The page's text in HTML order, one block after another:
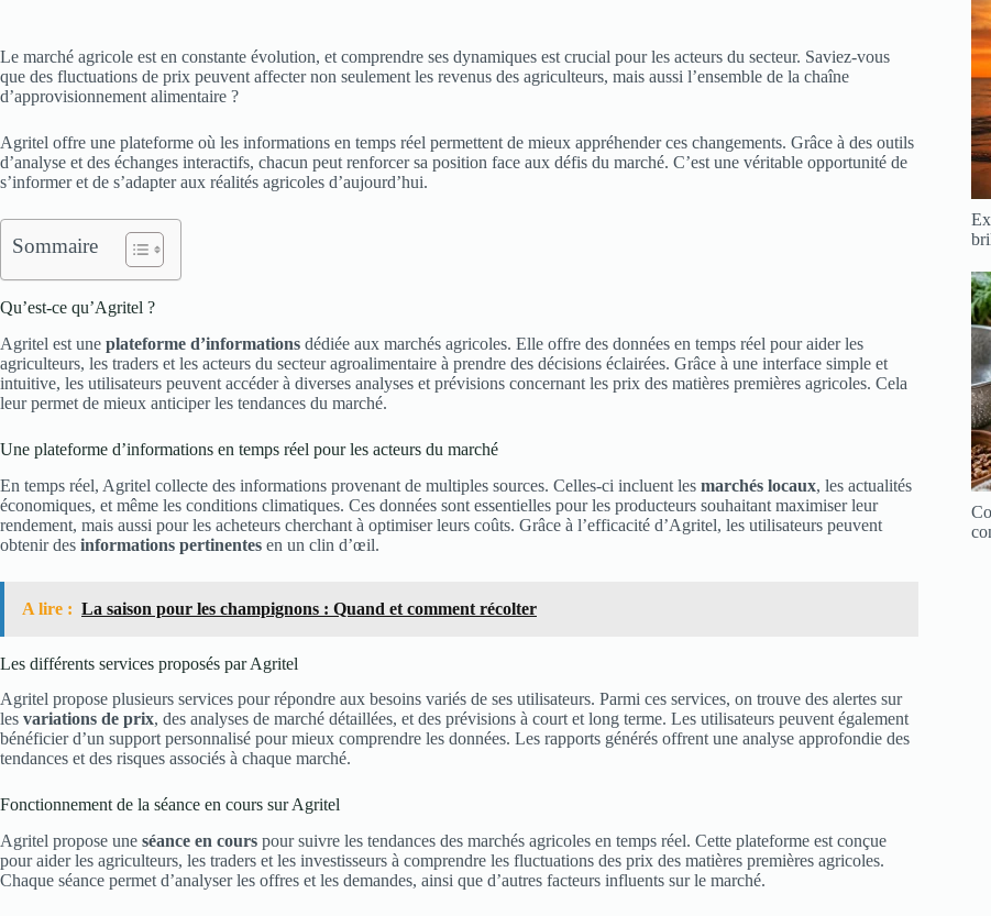
Le marché agricole est en constante évolution, et comprendre ses dynamiques est crucial pour les acteurs du secteur. Saviez-vous
que des fluctuations de prix peuvent affecter non seulement les revenus des agriculteurs, mais aussi l’ensemble de la chaîne
d’approvisionnement alimentaire ?
Agritel offre une plateforme où les informations en temps réel permettent de mieux appréhender ces changements. Grâce à des outils
d’analyse et des échanges interactifs, chacun peut renforcer sa position face aux défis du marché. C’est une véritable opportunité de
s’informer et de s’adapter aux réalités agricoles d’aujourd’hui.
Sommaire
Qu’est-ce qu’Agritel ?
Agritel est une plateforme d’informations dédiée aux marchés agricoles. Elle offre des données en temps réel pour aider les
agriculteurs, les traders et les acteurs du secteur agroalimentaire à prendre des décisions éclairées. Grâce à une interface simple et
intuitive, les utilisateurs peuvent accéder à diverses analyses et prévisions concernant les prix des matières premières agricoles. Cela
leur permet de mieux anticiper les tendances du marché.
Une plateforme d’informations en temps réel pour les acteurs du marché
En temps réel, Agritel collecte des informations provenant de multiples sources. Celles-ci incluent les marchés locaux, les actualités
économiques, et même les conditions climatiques. Ces données sont essentielles pour les producteurs souhaitant maximiser leur
rendement, mais aussi pour les acheteurs cherchant à optimiser leurs coûts. Grâce à l’efficacité d’Agritel, les utilisateurs peuvent
obtenir des informations pertinentes en un clin d’œil.
A lire : La saison pour les champignons : Quand et comment récolter
Les différents services proposés par Agritel
Agritel propose plusieurs services pour répondre aux besoins variés de ses utilisateurs. Parmi ces services, on trouve des alertes sur
les variations de prix, des analyses de marché détaillées, et des prévisions à court et long terme. Les utilisateurs peuvent également
bénéficier d’un support personnalisé pour mieux comprendre les données. Les rapports générés offrent une analyse approfondie des
tendances et des risques associés à chaque marché.
Fonctionnement de la séance en cours sur Agritel
Agritel propose une séance en cours pour suivre les tendances des marchés agricoles en temps réel. Cette plateforme est conçue
pour aider les agriculteurs, les traders et les investisseurs à comprendre les fluctuations des prix des matières premières agricoles.
Chaque séance permet d’analyser les offres et les demandes, ainsi que d’autres facteurs influents sur le marché.